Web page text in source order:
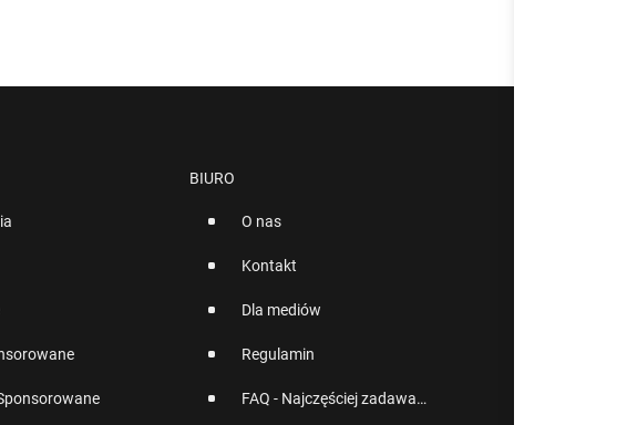
BIURO
O nas
Kontakt
Dla mediów
Regulamin
FAQ - Najczęściej zadawane pytania